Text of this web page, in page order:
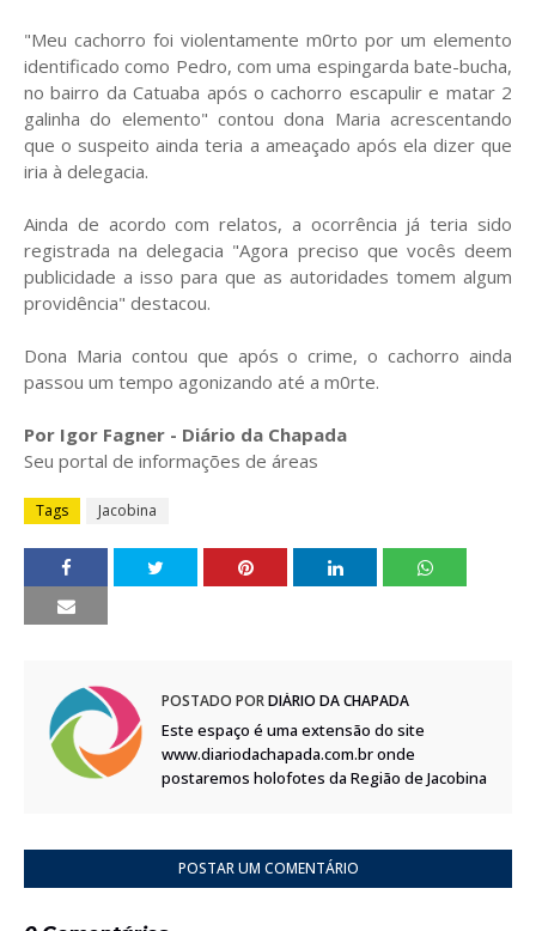
"Meu cachorro foi violentamente m0rto por um elemento
identificado como Pedro, com uma espingarda bate-bucha,
no bairro da Catuaba após o cachorro escapulir e matar 2
galinha do elemento" contou dona Maria acrescentando
que o suspeito ainda teria a ameaçado após ela dizer que
iria à delegacia.
Ainda de acordo com relatos, a ocorrência já teria sido
registrada na delegacia "Agora preciso que vocês deem
publicidade a isso para que as autoridades tomem algum
providência" destacou.
Dona Maria contou que após o crime, o cachorro ainda
passou um tempo agonizando até a m0rte.
Por Igor Fagner - Diário da Chapada
Seu portal de informações de áreas
Tags Jacobina
POSTADO PORDIÁRIO DA CHAPADA
Este espaço é uma extensão do site
www.diariodachapada.com.br onde
postaremos holofotes da Região de Jacobina
POSTAR UM COMENTÁRIO